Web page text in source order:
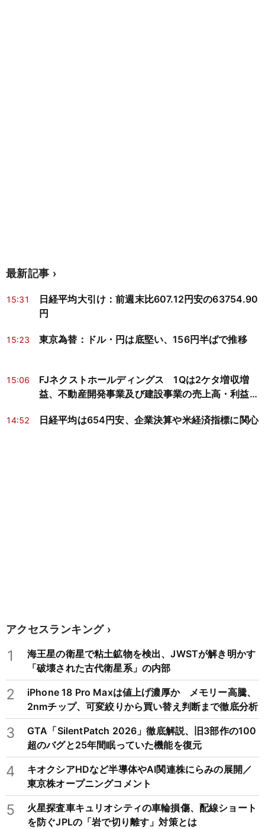
最新記事
15:31
日経平均大引け：前週末比607.12円安の63754.90
円
15:23 東京為替：ドル・円は底堅い、156円半ばで推移
15:06
FJネクストホールディングス 1Qは2ケタ増収増
益、不動産開発事業及び建設事業の売上高・利益が
14:52 日経平均は654円安、企業決算や米経済指標に関心
アクセスランキング
1
海王星の衛星で粘土鉱物を検出、JWSTが解き明かす
「破壊された古代衛星系」の内部
2
iPhone 18 Pro Maxは値上げ濃厚か メモリー高騰、
2nmチップ、可変絞りから買い替え判断まで徹底分析
3
GTA「SilentPatch 2026」徹底解説、旧3部作の100
超のバグと25年間眠っていた機能を復元
4
キオクシアHDなど半導体やAI関連株にらみの展開／
東京株オープニングコメント
5
火星探査車キュリオシティの車輪損傷、配線ショート
を防ぐJPLの「岩で切り離す」対策とは